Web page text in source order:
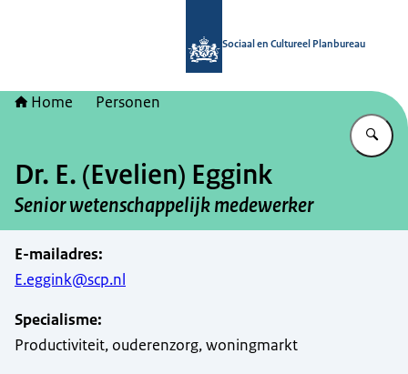
Sociaal en Cultureel Planbureau
Home Personen
Dr. E. (Evelien) Eggink
Senior wetenschappelijk medewerker
E-mailadres:
E.eggink@scp.nl
Specialisme:
Productiviteit, ouderenzorg, woningmarkt